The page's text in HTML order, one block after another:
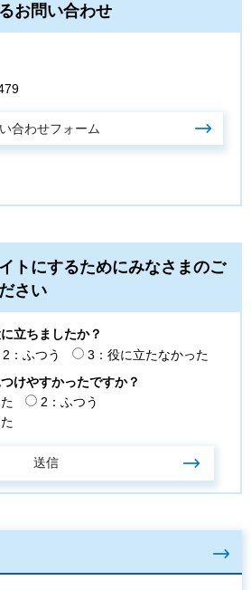
お問い合わせ
トにするためにみなさまのご
さい
立ちましたか？
2：ふつう
3：役に立たなかった
けやすかったですか？
2：ふつう